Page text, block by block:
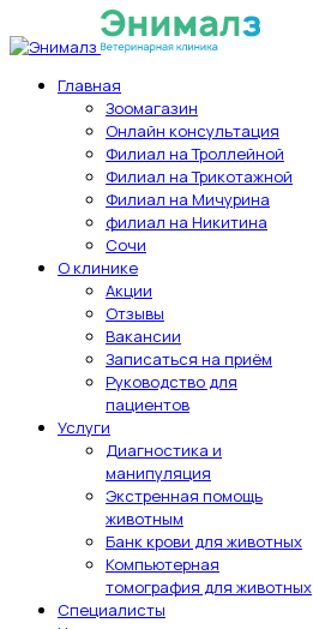
Главная
Зоомагазин
Онлайн консультация
Филиал на Троллейной
Филиал на Трикотажной
Филиал на Мичурина
филиал на Никитина
Сочи
О клинике
Акции
Отзывы
Вакансии
Записаться на приём
Руководство для
пациентов
Услуги
Диагностика и
манипуляция
Экстренная помощь
животным
Банк крови для животных
Компьютерная
томография для животных
Специалисты